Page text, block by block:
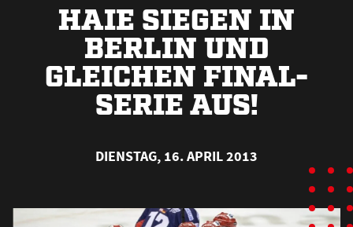
HAIE SIEGEN IN
BERLIN UND
GLEICHEN FINAL-
SERIE AUS!
DIENSTAG, 16. APRIL 2013